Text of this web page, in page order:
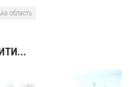
область